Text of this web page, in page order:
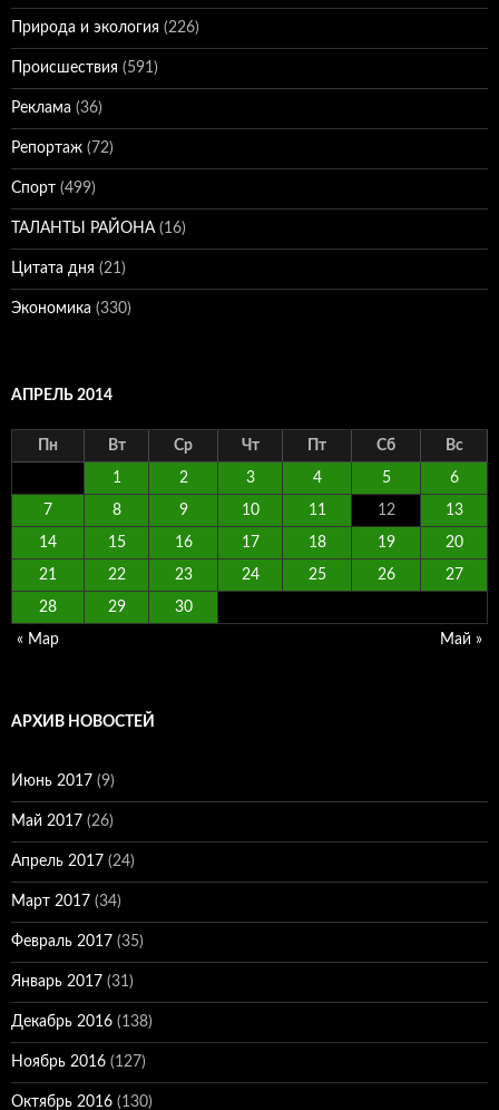
Природа и экология (226)
Происшествия (591)
Реклама (36)
Репортаж (72)
Спорт (499)
ТАЛАНТЫ РАЙОНА(16)
Цитата дня (21)
Экономика (330)
АПРЕЛЬ 2014
Пн Вт Ср Чт Пт Сб Вс
1 2 3 4 5 6
7 8 9 10 11 12 13
14 15 16 17 18 19 20
21 22 23 24 25 26 27
28 29 30
« Мар Май »
АРХИВ НОВОСТЕЙ
Июнь 2017 (9)
Май 2017 (26)
Апрель 2017 (24)
Март 2017 (34)
Февраль 2017 (35)
Январь 2017 (31)
Декабрь 2016 (138)
Ноябрь 2016 (127)
Октябрь 2016 (130)